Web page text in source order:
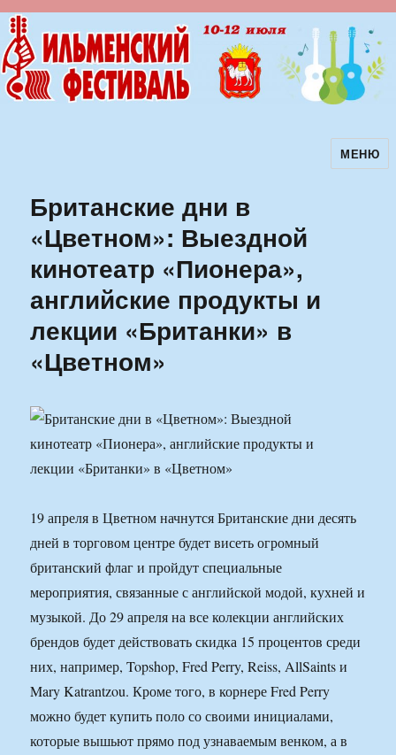
Ильменский фестиваль авторскойМЕНЮ
Британские дни в
«Цветном»: Выездной
кинотеатр «Пионера»,
английские продукты и
лекции «Британки» в
«Цветном»
19 апреля в Цветном начнутся Британские дни десять
дней в торговом центре будет висеть огромный
британский флаг и пройдут специальные
мероприятия, связанные с английской модой, кухней и
музыкой. До 29 апреля на все колекции английских
брендов будет действовать скидка 15 процентов среди
них, например, Topshop, Fred Perry, Reiss, AllSaints и
Mary Katrantzou. Кроме того, в корнере Fred Perry
можно будет купить поло со своими инициалами,
которые вышьют прямо под узнаваемым венком, а в